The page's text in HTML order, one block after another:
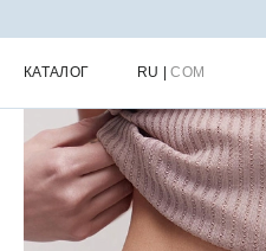
КАТАЛОГ RU |COM